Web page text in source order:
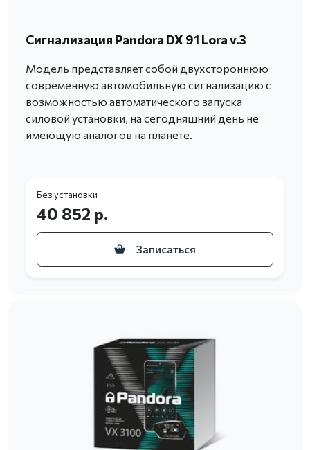
Сигнализация Pandora DX 91 Lora v.3
Модель представляет собой двухстороннюю
современную автомобильную сигнализацию с
возможностью автоматического запуска
силовой установки, на сегодняшний день не
имеющую аналогов на планете.
Без установки
40 852 р.
Записаться